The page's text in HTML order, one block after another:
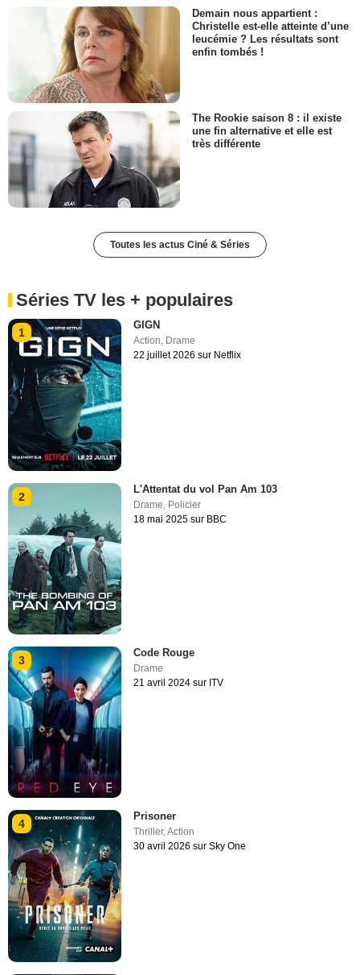
Demain nous appartient :
Christelle est-elle atteinte d’une
leucémie ? Les résultats sont
enfin tombés !
The Rookie saison 8 : il existe
une fin alternative et elle est
très différente
Toutes les actus Ciné & Séries
Séries TV les + populaires
1
GIGN
Action, Drame
22 juillet 2026 sur Netflix
2
L'Attentat du vol Pan Am 103
Drame Policier
18 mai 2025 sur BBC
3
Code Rouge
Drame
21 avril 2024 sur ITV
4
Prisoner
Thriller,Action
30 avril 2026 sur Sky One